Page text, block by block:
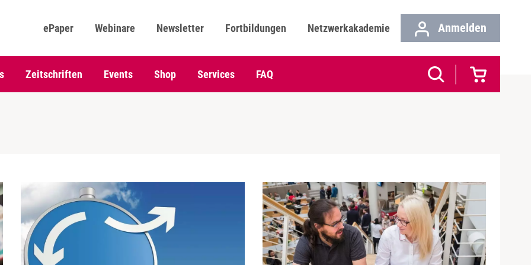
ePaper Webinare Newsletter Fortbildungen Netzwerkakademie Anmelden
Zeitschriften Events Shop Services FAQ